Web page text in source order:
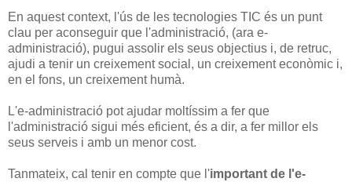
En aquest context, l'ús de les tecnologies TIC és un punt
clau per aconseguir que l'administració, (ara e-
administració), pugui assolir els seus objectius i, de retruc,
ajudi a tenir un creixement social, un creixement econòmic i,
en el fons, un creixement humà.
L'e-administració pot ajudar moltíssim a fer que
l'administració sigui més eficient, és a dir, a fer millor els
seus serveis i amb un menor cost.
Tanmateix, cal tenir en compte que l'important de l'e-